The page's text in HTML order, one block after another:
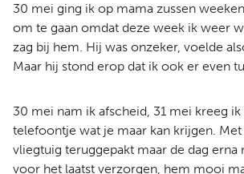
30 mei ging ik op mama zussen
om te gaan omdat deze week ik weer
zag bij hem. Hij was onzeker, voelde
Maar hij stond erop dat ik ook er even
30 mei nam ik afscheid, 31 mei kreeg ik
telefoontje wat je maar kan krijgen.
vliegtuig teruggepakt maar de dag
voor het laatst verzorgen, hem mooi